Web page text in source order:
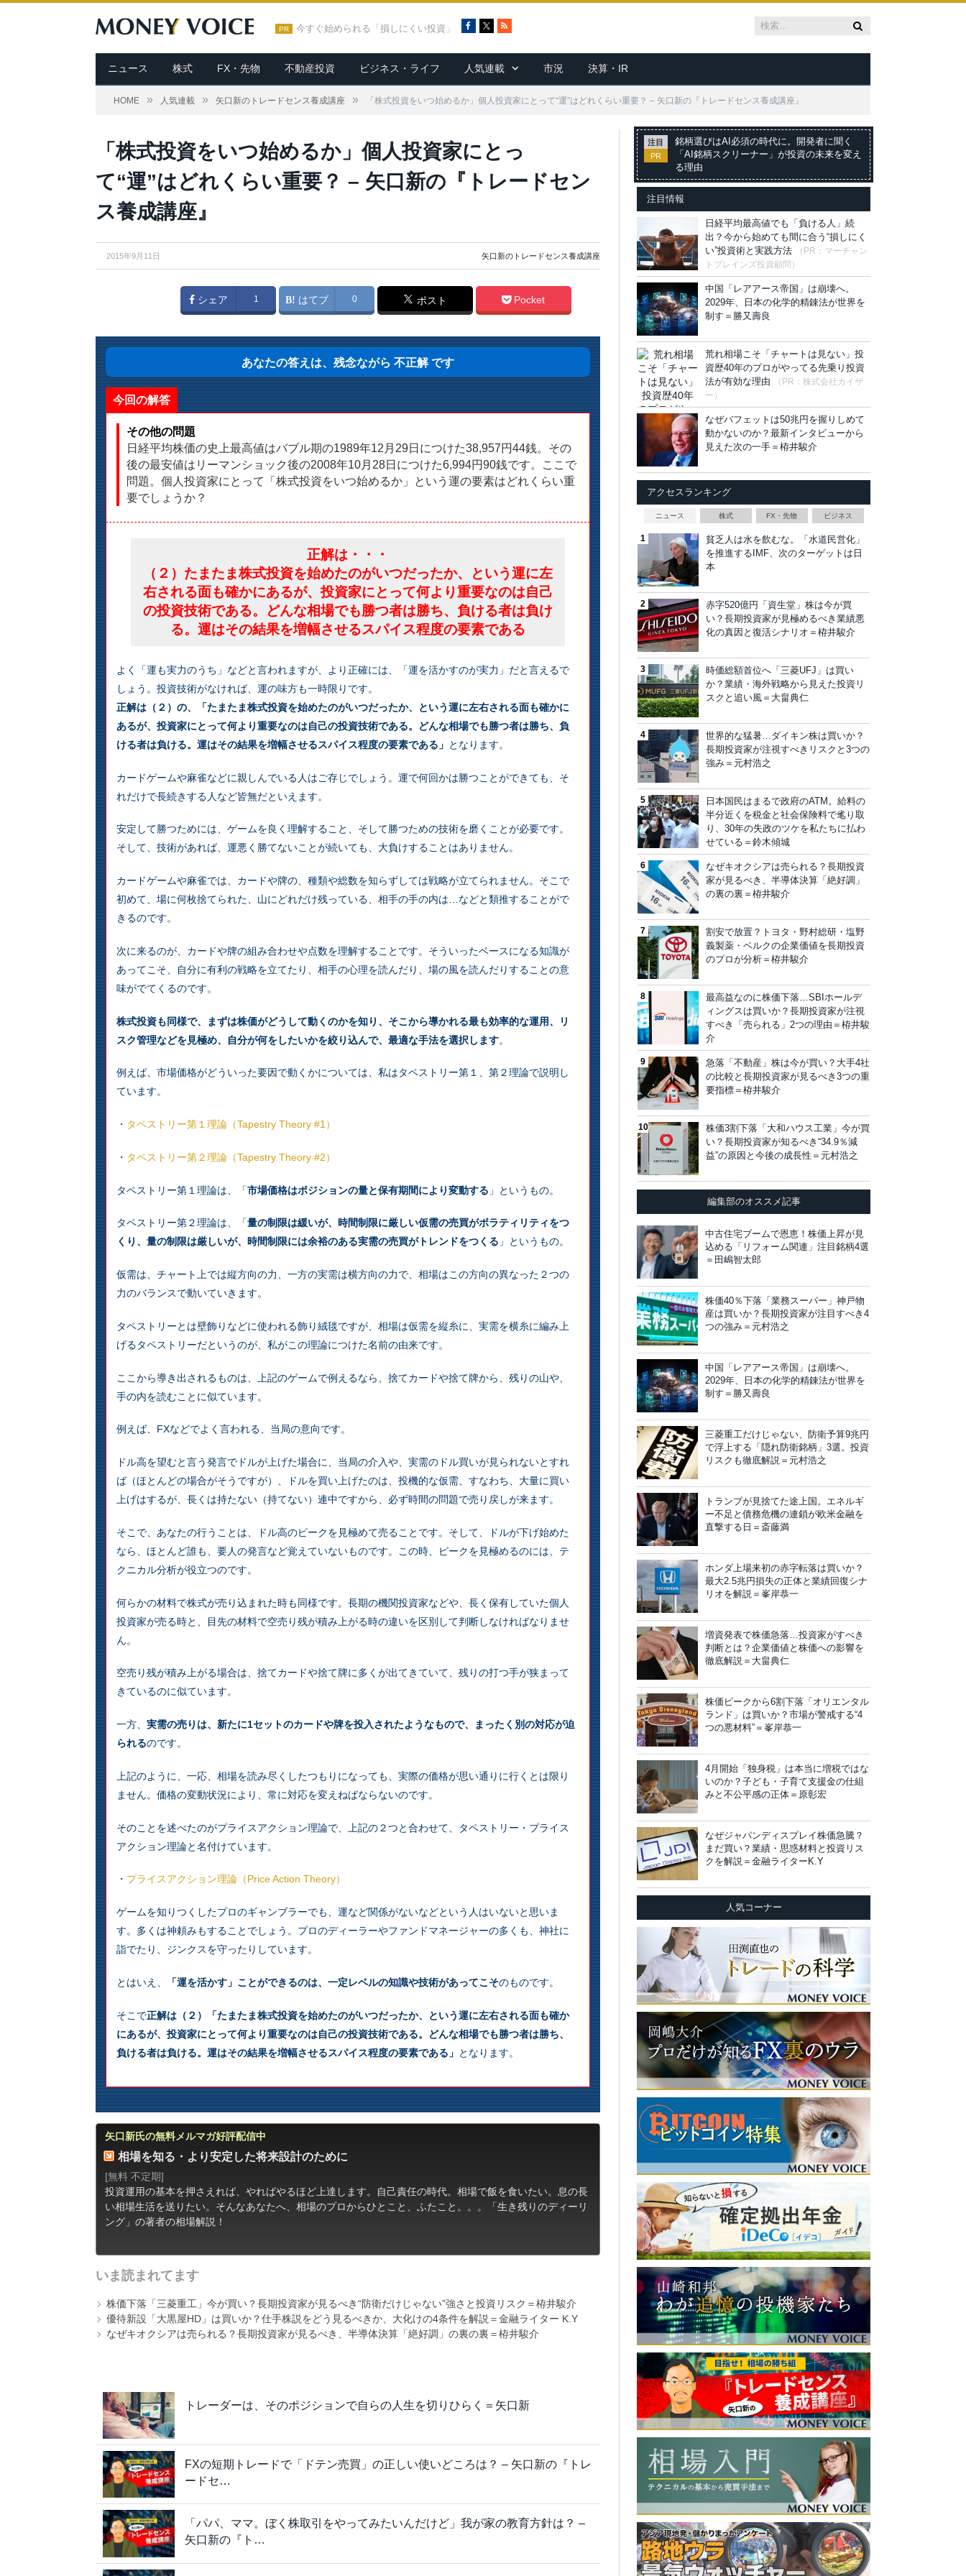
PR 今すぐ始められる「損しにくい投資」
c
e
b
R
S
ニュース 株式 FX・先物 不動産投資 ビジネス・ライフ 人気連載 市況 決算・IR
HOME » 人気連載 » 矢口新のトレードセンス養成講座 » 「株式投資をいつ始めるか」個人投資家にとって“運”はどれくらい重要？ – 矢口新の『トレードセンス養成講座』
「株式投資をいつ始めるか」個人投資家にとっ
て“運”はどれくらい重要？ – 矢口新の『トレードセン
ス養成講座』
2015年9月11日 矢口新のトレードセンス養成講座
シェア 1 はてブ 0 ポスト Pocket
あなたの答えは、残念ながら 不正解 です
今回の解答
その他の問題
日経平均株価の史上最高値はバブル期の1989年12月29日につけた38,957円44銭。その
後の最安値はリーマンショック後の2008年10月28日につけた6,994円90銭です。ここで
問題。個人投資家にとって「株式投資をいつ始めるか」という運の要素はどれくらい重
要でしょうか？
正解は・・・
（２）たまたま株式投資を始めたのがいつだったか、という運に左
右される面も確かにあるが、投資家にとって何より重要なのは自己
の投資技術である。どんな相場でも勝つ者は勝ち、負ける者は負け
る。運はその結果を増幅させるスパイス程度の要素である
よく「運も実力のうち」などと言われますが、より正確には、「運を活かすのが実力」だと言えるで
しょう。投資技術がなければ、運の味方も一時限りです。
正解は（２）の、「たまたま株式投資を始めたのがいつだったか、という運に左右される面も確かに
あるが、投資家にとって何より重要なのは自己の投資技術である。どんな相場でも勝つ者は勝ち、負
ける者は負ける。運はその結果を増幅させるスパイス程度の要素である」 となります。
カードゲームや麻雀などに親しんでいる人はご存じでしょう。運で何回かは勝つことができても、そ
れだけで長続きする人など皆無だといえます。
安定して勝つためには、ゲームを良く理解すること、そして勝つための技術を磨くことが必要です。
そして、技術があれば、運悪く勝てないことが続いても、大負けすることはありません。
カードゲームや麻雀では、カードや牌の、種類や総数を知らずしては戦略が立てられません。そこで
初めて、場に何枚捨てられた、山にどれだけ残っている、相手の手の内は…などと類推することがで
きるのです。
次に来るのが、カードや牌の組み合わせや点数を理解することです。そういったベースになる知識が
あってこそ、自分に有利の戦略を立てたり、相手の心理を読んだり、場の風を読んだりすることの意
味がでてくるのです。
株式投資も同様で、まずは株価がどうして動くのかを知り、そこから導かれる最も効率的な運用、リ
スク管理などを見極め、自分が何をしたいかを絞り込んで、最適な手法を選択します。
例えば、市場価格がどういった要因で動くかについては、私はタペストリー第１、第２理論で説明し
ています。
・ タペストリー第１理論（Tapestry Theory #1）
・ タペストリー第２理論（Tapestry Theory #2）
タペストリー第１理論は、「市場価格はポジションの量と保有期間により変動する 」というもの。
タペストリー第２理論は、「量の制限は緩いが、時間制限に厳しい仮需の売買がボラティリティをつ
くり、量の制限は厳しいが、時間制限には余裕のある実需の売買がトレンドをつくる 」というもの。
仮需は、チャート上では縦方向の力、一方の実需は横方向の力で、相場はこの方向の異なった２つの
力のバランスで動いていきます。
タペストリーとは壁飾りなどに使われる飾り絨毯ですが、相場は仮需を縦糸に、実需を横糸に編み上
げるタペストリーだというのが、私がこの理論につけた名前の由来です。
ここから導き出されるものは、上記のゲームで例えるなら、捨てカードや捨て牌から、残りの山や、
手の内を読むことに似ています。
例えば、FXなどでよく言われる、当局の意向です。
ドル高を望むと言う発言でドルが上げた場合に、当局の介入や、実需のドル買いが見られないとすれ
ば（ほとんどの場合がそうですが）、ドルを買い上げたのは、投機的な仮需、すなわち、大量に買い
上げはするが、長くは持たない（持てない）連中ですから、必ず時間の問題で売り戻しが来ます。
そこで、あなたの行うことは、ドル高のピークを見極めて売ることです。そして、ドルが下げ始めた
なら、ほとんど誰も、要人の発言など覚えていないものです。この時、ピークを見極めるのには、テ
クニカル分析が役立つのです。
何らかの材料で株式が売り込まれた時も同様です。長期の機関投資家などや、長く保有していた個人
投資家が売る時と、目先の材料で空売り残が積み上がる時の違いを区別して判断しなければなりませ
ん。
空売り残が積み上がる場合は、捨てカードや捨て牌に多くが出てきていて、残りの打つ手が狭まって
きているのに似ています。
一方、実需の売りは、新たに1セットのカードや牌を投入されたようなもので、まったく別の対応が迫
られるのです。
上記のように、一応、相場を読み尽くしたつもりになっても、実際の価格が思い通りに行くとは限り
ません。価格の変動状況により、常に対応を変えねばならないのです。
そのことを述べたのがプライスアクション理論で、上記の２つと合わせて、タペストリー・プライス
アクション理論と名付けています。
・ プライスアクション理論（Price Action Theory）
ゲームを知りつくしたプロのギャンブラーでも、運など関係がないなどという人はいないと思いま
す。多くは神頼みもすることでしょう。プロのディーラーやファンドマネージャーの多くも、神社に
詣でたり、ジンクスを守ったりしています。
とはいえ、 「運を活かす」ことができるのは、一定レベルの知識や技術があってこそのものです。
そこで正解は（２）「たまたま株式投資を始めたのがいつだったか、という運に左右される面も確か
にあるが、投資家にとって何より重要なのは自己の投資技術である。どんな相場でも勝つ者は勝ち、
負ける者は負ける。運はその結果を増幅させるスパイス程度の要素である」 となります。
矢口新氏の無料メルマガ好評配信中
相場を知る・より安定した将来設計のために
[無料 不定期]
投資運用の基本を押さえれば、やればやるほど上達します。自己責任の時代。相場で飯を食いたい。息の長
い相場生活を送りたい。そんなあなたへ、相場のプロからひとこと、ふたこと。。。「生き残りのディーリ
ング」の著者の相場解説！
いま読まれてます
株価下落「三菱重工」今が買い？長期投資家が見るべき“防衛だけじゃない”強さと投資リスク＝栫井駿介
優待新設「大黒屋HD」は買いか？仕手株説をどう見るべきか、大化けの4条件を解説＝金融ライター K.Y
なぜキオクシアは売られる？長期投資家が見るべき、半導体決算「絶好調」の裏の裏＝栫井駿介
トレーダーは、そのポジションで自らの人生を切りひらく＝矢口新
FXの短期トレードで「ドテン売買」の正しい使いどころは？ – 矢口新の『トレ
ードセ…
「パパ、ママ。ぼく株取引をやってみたいんだけど」我が家の教育方針は？ –
矢口新の『ト…
注目
PR
銘柄選びはAI必須の時代に。開発者に聞く
「AI銘柄スクリーナー」が投資の未来を変え
る理由
注目情報
日経平均最高値でも「負ける人」続
出？今から始めても間に合う“損しにく
い”投資術と実践方法
（PR：マーチャン
トブレインズ投資顧問）
中国「レアアース帝国」は崩壊へ。
2029年、日本の化学的精錬法が世界を
制す＝勝又壽良
荒れ相場こそ「チャートは見ない」投
資歴40年のプロがやってる先乗り投資
法が有効な理由
（PR：株式会社カイザ
ー）
なぜバフェットは50兆円を握りしめて
動かないのか？最新インタビューから
見えた次の一手＝栫井駿介
アクセスランキング
ニュース 株式 FX・先物 ビジネス
貧乏人は水を飲むな。「水道民営化」
を推進するIMF、次のターゲットは日
本
赤字520億円「資生堂」株は今が買
い？長期投資家が見極めるべき業績悪
化の真因と復活シナリオ＝栫井駿介
時価総額首位へ「三菱UFJ」は買い
か？業績・海外戦略から見えた投資リ
スクと追い風＝大畠典仁
世界的な猛暑…ダイキン株は買いか？
長期投資家が注視すべきリスクと3つの
強み＝元村浩之
日本国民はまるで政府のATM。給料の
半分近くを税金と社会保険料で毟り取
り、30年の失政のツケを私たちに払わ
せている＝鈴木傾城
なぜキオクシアは売られる？長期投資
家が見るべき、半導体決算「絶好調」
の裏の裏＝栫井駿介
割安で放置？トヨタ・野村総研・塩野
義製薬・ベルクの企業価値を長期投資
のプロが分析＝栫井駿介
最高益なのに株価下落…SBIホールデ
ィングスは買いか？長期投資家が注視
すべき「売られる」2つの理由＝栫井駿
介
急落「不動産」株は今が買い？大手4社
の比較と長期投資家が見るべき3つの重
要指標＝栫井駿介
株価3割下落「大和ハウス工業」今が買
い？長期投資家が知るべき“34.9％減
益”の原因と今後の成長性＝元村浩之
編集部のオススメ記事
中古住宅ブームで恩恵！株価上昇が見
込める「リフォーム関連」注目銘柄4選
＝田嶋智太郎
株価40％下落「業務スーパー」神戸物
産は買いか？長期投資家が注目すべき4
つの強み＝元村浩之
中国「レアアース帝国」は崩壊へ。
2029年、日本の化学的精錬法が世界を
制す＝勝又壽良
三菱重工だけじゃない、防衛予算9兆円
で浮上する「隠れ防衛銘柄」3選。投資
リスクも徹底解説＝元村浩之
トランプが見捨てた途上国。エネルギ
ー不足と債務危機の連鎖が欧米金融を
直撃する日＝斎藤満
ホンダ上場来初の赤字転落は買いか？
最大2.5兆円損失の正体と業績回復シナ
リオを解説＝峯岸恭一
増資発表で株価急落…投資家がすべき
判断とは？企業価値と株価への影響を
徹底解説＝大畠典仁
株価ピークから6割下落「オリエンタル
ランド」は買いか？市場が警戒する“4
つの悪材料”＝峯岸恭一
4月開始「独身税」は本当に増税ではな
いのか？子ども・子育て支援金の仕組
みと不公平感の正体＝原彰宏
なぜジャパンディスプレイ株価急騰？
まだ買い？業績・思惑材料と投資リス
クを解説＝金融ライターK.Y
人気コーナー